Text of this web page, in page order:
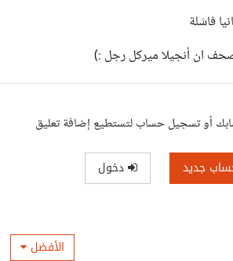
أو تسجيل حساب لتستطيع إضافة تعليق
جديد دخول
الأفضل